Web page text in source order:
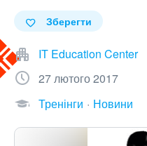
Зберегти
IT Education Center
27 лютого 2017
Тренінги
Новини